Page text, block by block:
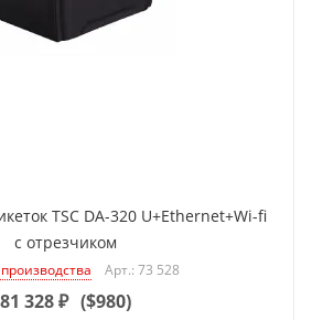
TSC DA-320 U+Ethernet+Wi-fi
с отрезчиком
Арт.: 73 528
81 328₽ ($980)